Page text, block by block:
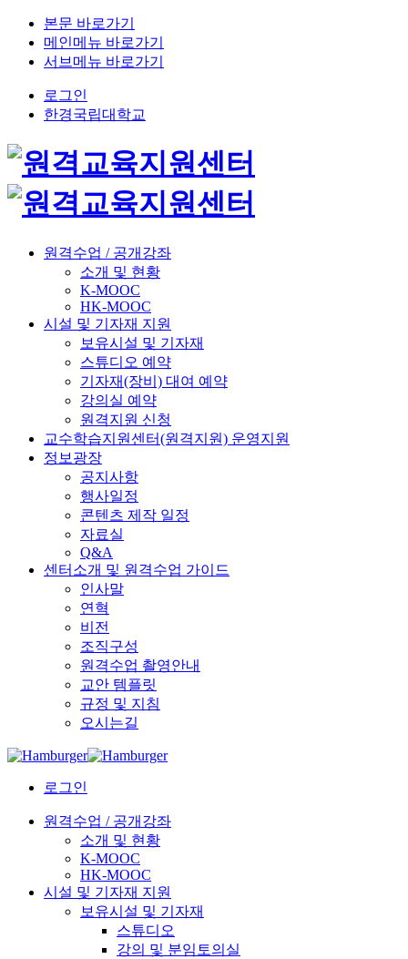
본문 바로가기
메인메뉴 바로가기
서브메뉴 바로가기
로그인
한경국립대학교
원격수업 / 공개강좌
소개 및 현황
K-MOOC
HK-MOOC
시설 및 기자재 지원
보유시설 및 기자재
스튜디오 예약
기자재(장비) 대여 예약
강의실 예약
원격지원 신청
교수학습지원센터(원격지원) 운영지원
정보광장
공지사항
행사일정
콘텐츠 제작 일정
자료실
Q&A
센터소개 및 원격수업 가이드
인사말
연혁
비전
조직구성
원격수업 촬영안내
교안 템플릿
규정 및 지침
오시는길
로그인
원격수업 / 공개강좌
소개 및 현황
K-MOOC
HK-MOOC
시설 및 기자재 지원
보유시설 및 기자재
스튜디오
강의 및 분임토의실